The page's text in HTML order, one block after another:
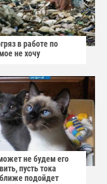
в работе по
не хочу
не будем его
пусть тока
подойдет